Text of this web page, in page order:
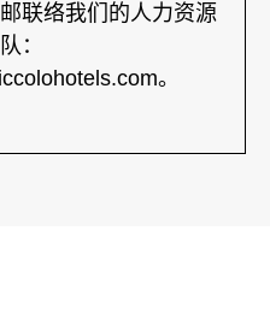
联络我们的人力资源
：
。